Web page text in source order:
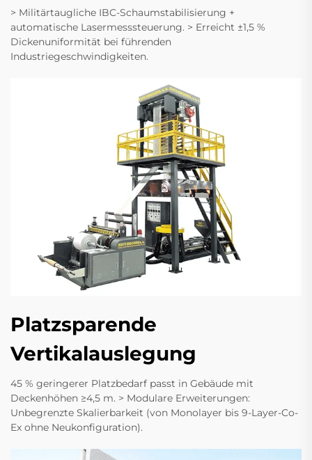
> Militärtaugliche IBC-Schaumstabilisierung +
automatische Lasermesssteuerung. > Erreicht ±1,5 %
Dickenuniformität bei führenden
Industriegeschwindigkeiten.
Platzsparende
Vertikalauslegung
45 % geringerer Platzbedarf passt in Gebäude mit
Deckenhöhen ≥4,5 m. > Modulare Erweiterungen:
Unbegrenzte Skalierbarkeit (von Monolayer bis 9-Layer-Co-
Ex ohne Neukonfiguration).